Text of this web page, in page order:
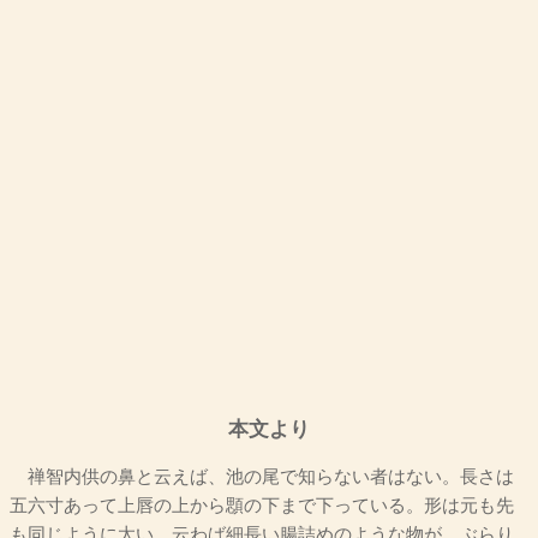
本文より
禅智内供の鼻と云えば、池の尾で知らない者はない。長さは
五六寸あって上唇の上から顋の下まで下っている。形は元も先